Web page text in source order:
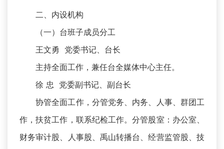
二、内设机构
（一）台班子成员分工
王文勇 党委书记、台长
主持全面工作，兼任台全媒体中心主任。
徐 忠 党委副书记、副台长
协管全面工作，分管党务、内务、人事、群团工
作，扶贫工作，联系纪检工作。分管股室：办公室、
财务审计股、人事股、禹山转播台、经营监管股、技